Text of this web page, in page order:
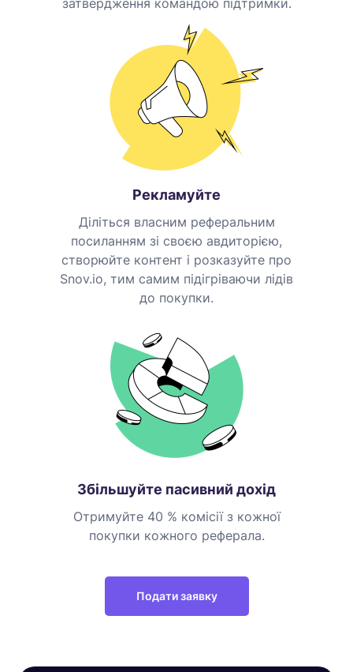
затвердження командою підтримки.
Рекламуйте
Діліться власним реферальним
посиланням зі своєю авдиторією,
створюйте контент і розказуйте про
Snov.io, тим самим підігріваючи лідів
до покупки.
Збільшуйте пасивний дохід
Отримуйте 40 % комісії з кожної
покупки кожного реферала.
Подати заявку